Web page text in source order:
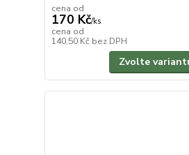
cena od
170 Kč/ks
cena od
140,50 Kč bez DPH
Zvolte